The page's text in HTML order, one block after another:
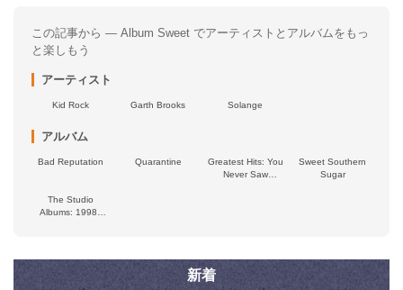
この記事から — Album Sweet でアーティストとアルバムをもっ
と楽しもう
アーティスト
Kid Rock Garth Brooks Solange
アルバム
Bad Reputation Quarantine
Greatest Hits: You
Never Saw
Sweet Southern
Sugar
The Studio
Albums: 1998–
新着